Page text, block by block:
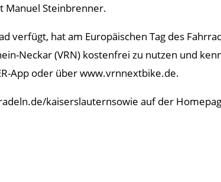
Manuel Steinbrenner.
hat am Europäischen Tag des
Neckar (VRN) kostenfrei zu nutzen und
App oder über www.vrnnextbike.de.
kaiserslauternsowie auf der